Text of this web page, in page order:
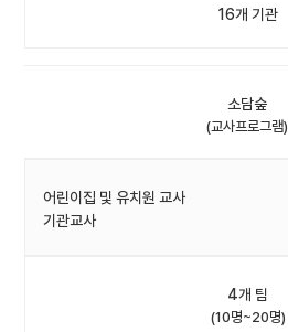
16개 기관
소담숲
(교사프로그램)
어린이집 및 유치원 교사
기관교사
4개 팀
(10명~20명)